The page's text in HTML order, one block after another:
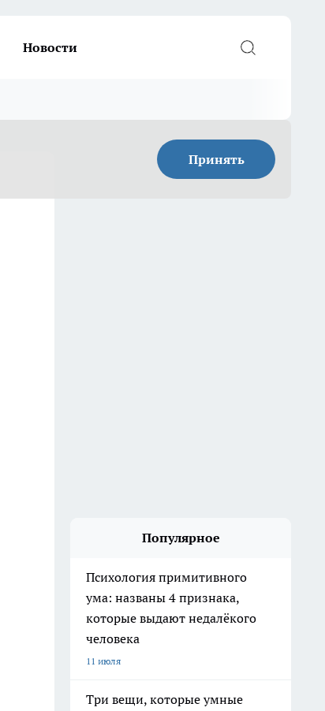
Новости
Принять
Популярное
Психология примитивного
ума: названы 4 признака,
которые выдают недалёкого
человека
11 июля
Три вещи, которые умные